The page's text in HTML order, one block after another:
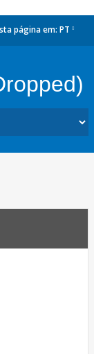
página em: PT